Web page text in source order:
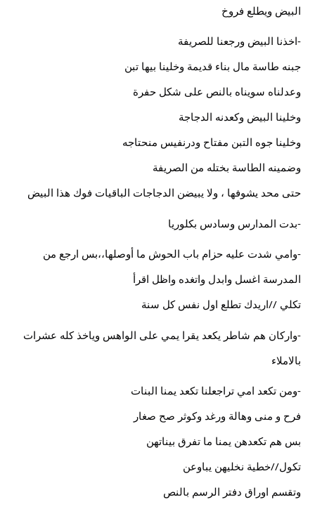
البيض ويطلع فروخ
-اخذنا البيض ورجعنا للصريفة
جبنه طاسة مال بناء قديمة وخلينا بيها تبن
وعدلناه سويناه بالنص على شكل حفرة
وخلينا البيض وكعدنه الدجاجة
وخلينا جوه التبن مفتاح ودرنفيس منحتاجه
وضمينه الطاسة بختله من الصريفة
حتى محد يشوفها ، ولا يبيضن الدجاجات الباقيات فوك هذا البيض
-بدت المدارس وسادس بكلوريا
-وامي شدت عليه حزام باب الحوش ما أوصلها،،بس ارجع من
المدرسة اغسل وابدل واتغده واظل اقرأ
تكلي //اريدك تطلع اول نفس كل سنة
-واركان هم شاطر يكعد يقرا يمي على الواهس وياخذ كله عشرات
بالاملاء
-ومن تكعد امي تراجعلنا تكعد يمنا البنات
فرح و منى وهالة ورغد وكوثر صح صغار
بس هم تكعدهن يمنا ما تفرق بيناتهن
تكول//خطية نخليهن يباوعن
وتقسم اوراق دفتر الرسم بالنص